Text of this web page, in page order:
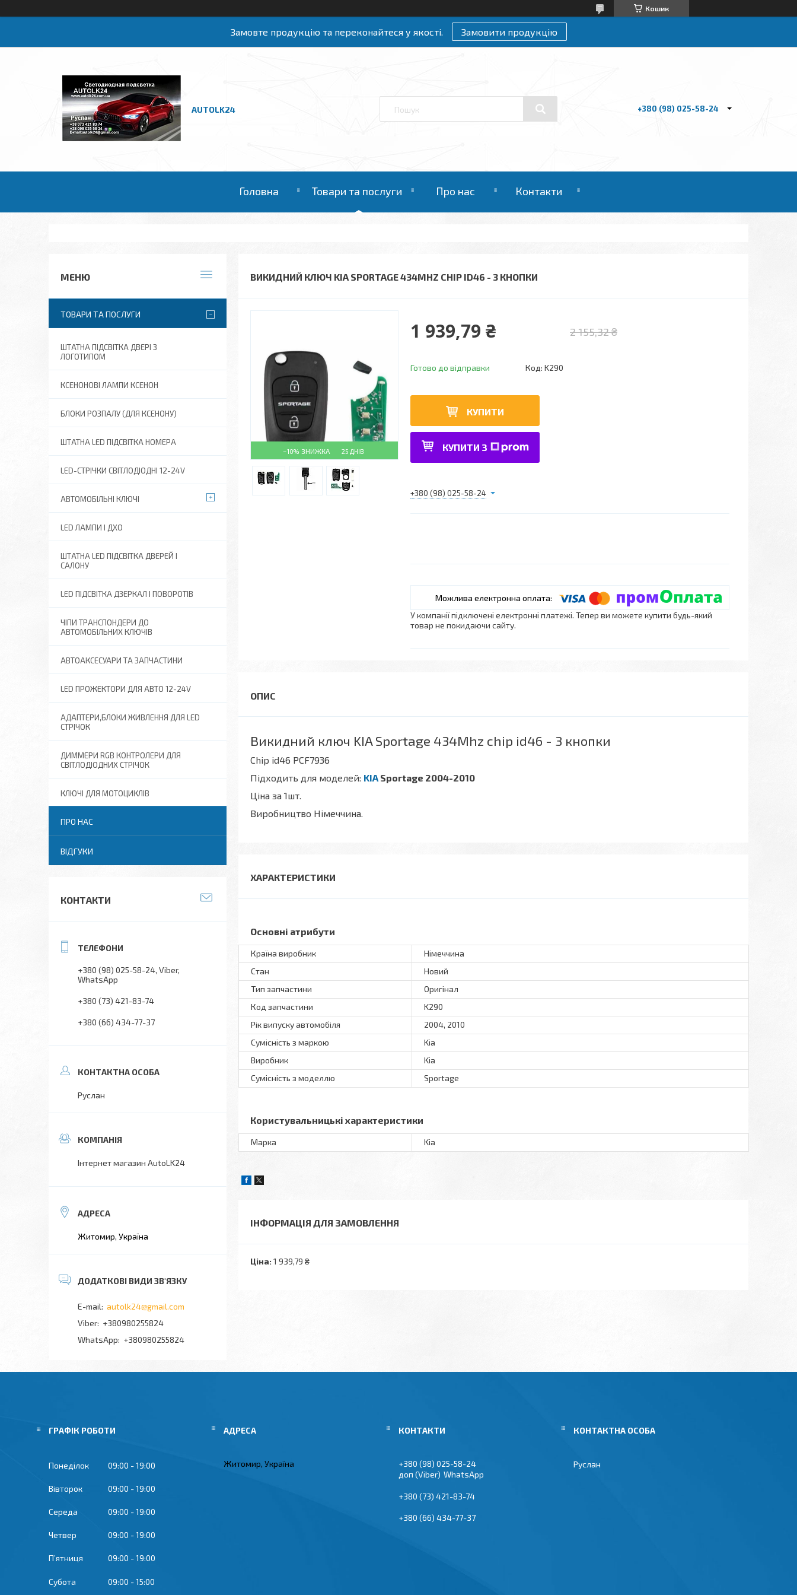
Кошик
Замовте продукцію та переконайтеся у якості. Замовити продукцію
AUTOLK24 +380 (98) 025-58-24
Головна Товари та послуги Про нас Контакти
ВИКИДНИЙ КЛЮЧ KIA SPORTAGE 434MHZ CHIP ID46 - 3 КНОПКИ
–10% 25 ДНІВ
2 155,32 ₴
1 939,79 ₴
Готово до відправки Код: K290
КУПИТИ
КУПИТИ З
+380 (98) 025-58-24
У компанії підключені електронні платежі. Тепер ви можете купити будь-який
товар не покидаючи сайту.
Викидний ключ KIA Sportage 434Mhz chip id46 - 3 кнопки
Chip id46 PCF7936
Підходить для моделей: KIA Sportage 2004-2010
Ціна за 1шт.
Виробництво Німеччина.
ХАРАКТЕРИСТИКИ
Основні атрибути
Країна виробник
Німеччина
Стан
Новий
Тип запчастини
Оригінал
Код запчастини
K290
Рік випуску автомобіля
2004, 2010
Сумісність з маркою
Kia
Виробник
Kia
Сумісність з моделлю
Sportage
Користувальницькі характеристики
Марка Kia
ІНФОРМАЦІЯ ДЛЯ ЗАМОВЛЕННЯ
Ціна: 1 939,79 ₴
ТОВАРИ ТА ПОСЛУГИ
ШТАТНА ПІДСВІТКА ДВЕРІ З
ЛОГОТИПОМ
КСЕНОНОВІ ЛАМПИ КСЕНОН
БЛОКИ РОЗПАЛУ (ДЛЯ КСЕНОНУ)
ШТАТНА LED ПІДСВІТКА НОМЕРА
LED-СТРІЧКИ СВІТЛОДІОДНІ 12-24V
АВТОМОБІЛЬНІ КЛЮЧІ
LED ЛАМПИ І ДХО
ШТАТНА LED ПІДСВІТКА ДВЕРЕЙ І
САЛОНУ
LED ПІДСВІТКА ДЗЕРКАЛ І ПОВОРОТІВ
ЧІПИ ТРАНСПОНДЕРИ ДО
АВТОМОБІЛЬНИХ КЛЮЧІВ
АВТОАКСЕСУАРИ ТА ЗАПЧАСТИНИ
LED ПРОЖЕКТОРИ ДЛЯ АВТО 12-24V
АДАПТЕРИ,БЛОКИ ЖИВЛЕННЯ ДЛЯ LED
СТРІЧОК
ДИММЕРИ RGB КОНТРОЛЕРИ ДЛЯ
СВІТЛОДІОДНИХ СТРІЧОК
КЛЮЧІ ДЛЯ МОТОЦИКЛІВ
ПРО НАС
ВІДГУКИ
КОНТАКТИ
+380 (98) 025-58-24 Viber
WhatsApp
+380 (73) 421-83-74
+380 (66) 434-77-37
Руслан
Інтернет магазин AutoLK24
Житомир, Україна
autolk24@gmail.com
+380980255824
+380980255824
ГРАФІК РОБОТИ
Понеділок 09:00 19:00
Вівторок 09:00 19:00
Середа 09:00 19:00
Четвер 09:00 19:00
Пʼятниця 09:00 19:00
Субота 09:00 15:00
Житомир, Україна
+380 (98) 025-58-24
Viber WhatsApp
+380 (73) 421-83-74
+380 (66) 434-77-37
Руслан